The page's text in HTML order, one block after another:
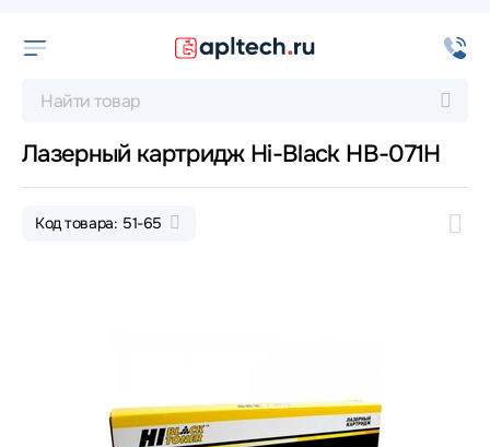
Лазерный картридж Hi-Black HB-071H
Код товара: 51-65